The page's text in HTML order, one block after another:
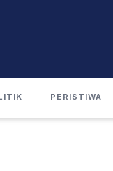
PERISTIWA